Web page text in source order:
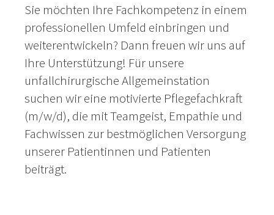
Sie möchten Ihre Fachkompetenz in einem
professionellen Umfeld einbringen und
weiterentwickeln? Dann freuen wir uns auf
Ihre Unterstützung! Für unsere
unfallchirurgische Allgemeinstation
suchen wir eine motivierte Pflegefachkraft
(m/w/d), die mit Teamgeist, Empathie und
Fachwissen zur bestmöglichen Versorgung
unserer Patientinnen und Patienten
beiträgt.